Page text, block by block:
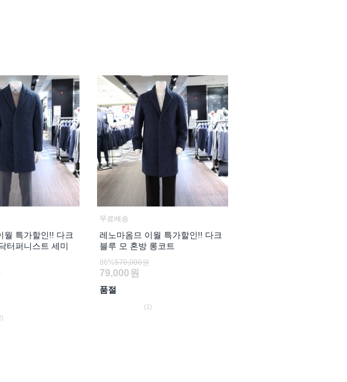
월 특가할인!! 다크
터퍼니스트 세미
무료배송
레노마옴므 이월 특가할인!! 다크
블루 모 혼방 롱코트
86%570,000원
79,000 원
품절
(1)